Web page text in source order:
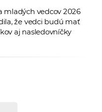
mladých vedcov 2026
že vedci budú mať
aj nasledovníčky